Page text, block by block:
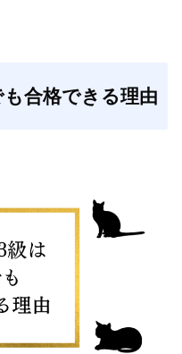
も合格できる理由